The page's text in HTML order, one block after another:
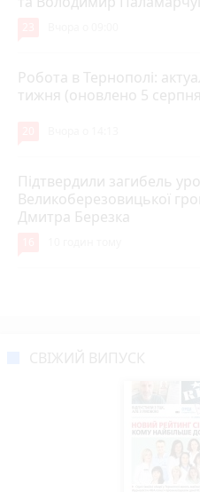
Робота в Тернополі:
тижня (оновлено 5
Підтвердили загибель
Великоберезовицької
Дмитра Березка